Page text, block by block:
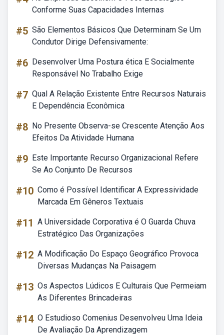
Conforme Suas Capacidades Internas
#5 São Elementos Básicos Que Determinam Se Um
Condutor Dirige Defensivamente:
#6 Desenvolver Uma Postura ética E Socialmente
Responsável No Trabalho Exige
#7 Qual A Relação Existente Entre Recursos Naturais
E Dependência Econômica
#8 No Presente Observa-se Crescente Atenção Aos
Efeitos Da Atividade Humana
#9 Este Importante Recurso Organizacional Refere
Se Ao Conjunto De Recursos
#10 Como é Possível Identificar A Expressividade
Marcada Em Gêneros Textuais
#11 A Universidade Corporativa é O Guarda Chuva
Estratégico Das Organizações
#12 A Modificação Do Espaço Geográfico Provoca
Diversas Mudanças Na Paisagem
#13 Os Aspectos Lúdicos E Culturais Que Permeiam
As Diferentes Brincadeiras
#14 O Estudioso Comenius Desenvolveu Uma Ideia
De Avaliação Da Aprendizagem